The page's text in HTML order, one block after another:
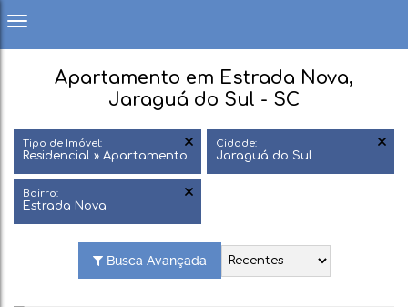
Apartamento em Estrada Nova,
Jaraguá do Sul - SC
Tipo de Imóvel:
Residencial » Apartamento
Cidade:
Jaraguá do Sul
Bairro:
Estrada Nova
Busca Avançada